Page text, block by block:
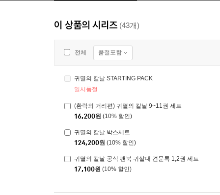
이 상품의 시리즈 (43개)
전체 품절포함
귀멸의 칼날 STARTING PACK
일시품절
(환락의 거리편) 귀멸의 칼날 9~11권 세트
16,200원 (10% 할인)
귀멸의 칼날 박스세트
124,200원 (10% 할인)
귀멸의 칼날 공식 팬북 귀살대 견문록 1,2권 세트
17,100원 (10% 할인)